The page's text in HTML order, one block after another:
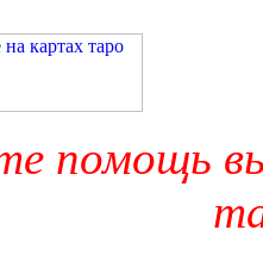
помощь